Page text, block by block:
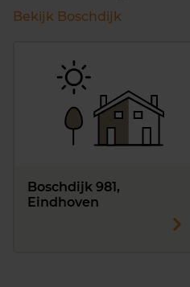
Bekijk Boschdijk
Boschdijk 981,
Eindhoven